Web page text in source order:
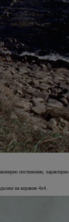
постижение, характерно
на коравия 4х4.